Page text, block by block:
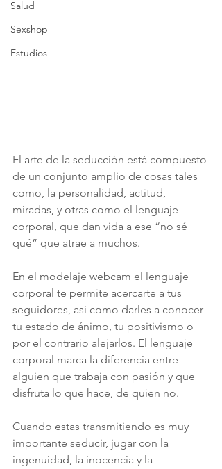
Salud
Sexshop
Estudios
El arte de la seducción está compuesto
de un conjunto amplio de cosas tales
como, la personalidad, actitud,
miradas, y otras como el lenguaje
corporal, que dan vida a ese “no sé
qué” que atrae a muchos.
En el modelaje webcam el lenguaje
corporal te permite acercarte a tus
seguidores, así como darles a conocer
tu estado de ánimo, tu positivismo o
por el contrario alejarlos. El lenguaje
corporal marca la diferencia entre
alguien que trabaja con pasión y que
disfruta lo que hace, de quien no.
Cuando estas transmitiendo es muy
importante seducir, jugar con la
ingenuidad, la inocencia y la